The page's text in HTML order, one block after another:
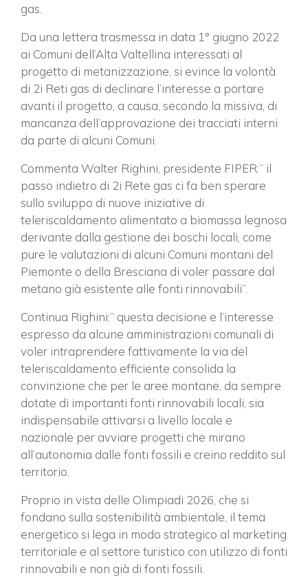
gas.
Da una lettera trasmessa in data 1° giugno 2022
ai Comuni dell’Alta Valtellina interessati al
progetto di metanizzazione, si evince la volontà
di 2i Reti gas di declinare l’interesse a portare
avanti il progetto, a causa, secondo la missiva, di
mancanza dell’approvazione dei tracciati interni
da parte di alcuni Comuni.
Commenta Walter Righini, presidente FIPER:” il
passo indietro di 2i Rete gas ci fa ben sperare
sullo sviluppo di nuove iniziative di
teleriscaldamento alimentato a biomassa legnosa
derivante dalla gestione dei boschi locali, come
pure le valutazioni di alcuni Comuni montani del
Piemonte o della Bresciana di voler passare dal
metano già esistente alle fonti rinnovabili”.
Continua Righini:” questa decisione e l’interesse
espresso da alcune amministrazioni comunali di
voler intraprendere fattivamente la via del
teleriscaldamento efficiente consolida la
convinzione che per le aree montane, da sempre
dotate di importanti fonti rinnovabili locali, sia
indispensabile attivarsi a livello locale e
nazionale per avviare progetti che mirano
all’autonomia dalle fonti fossili e creino reddito sul
territorio.
Proprio in vista delle Olimpiadi 2026, che si
fondano sulla sostenibilità ambientale, il tema
energetico si lega in modo strategico al marketing
territoriale e al settore turistico con utilizzo di fonti
rinnovabili e non già di fonti fossili.
Vuoi restare in contatto con
FIPER e ricevere notizie e
aggiornamenti?
ISCRIVITI ALLA NEWSLETTER